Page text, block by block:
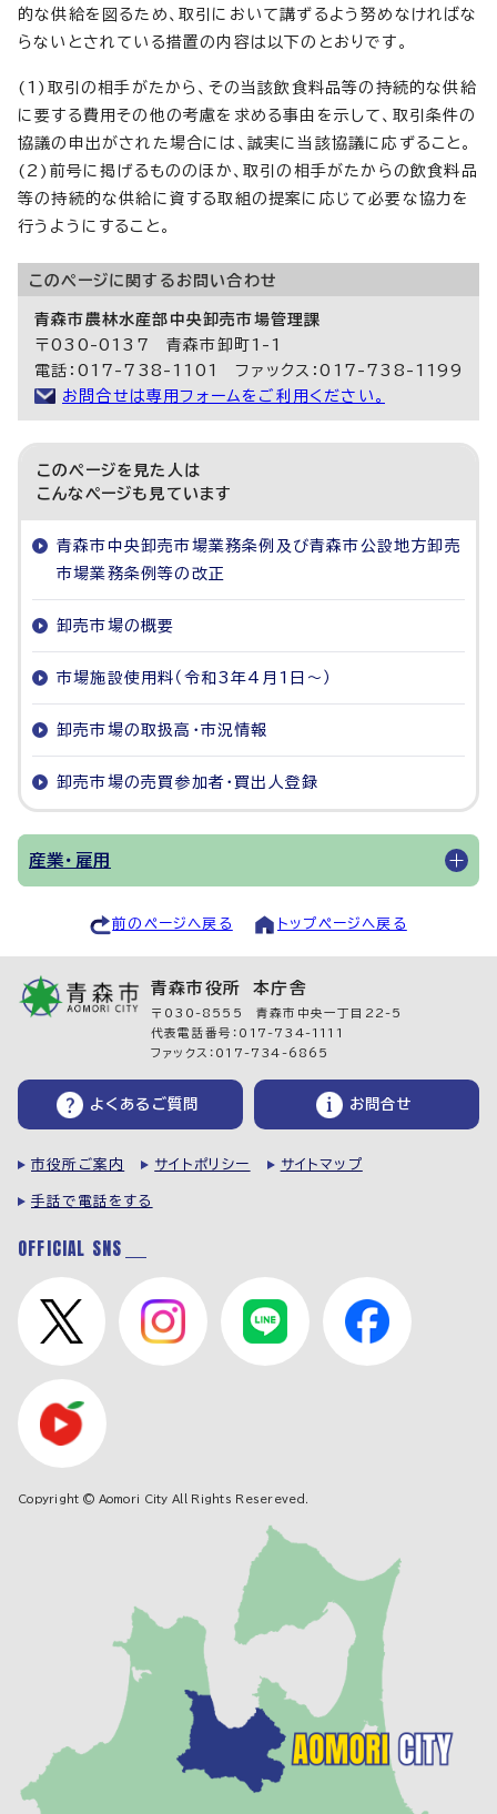
的な供給を図るため、取引において講ずるよう努めなければな
らないとされている措置の内容は以下のとおりです。
(1)取引の相手がたから、その当該飲食料品等の持続的な供給
に要する費用その他の考慮を求める事由を示して、取引条件の
協議の申出がされた場合には、誠実に当該協議に応ずること。
(2)前号に掲げるもののほか、取引の相手がたからの飲食料品
等の持続的な供給に資する取組の提案に応じて必要な協力を
行うようにすること。
このページに関する お問い合わせ
青森市農林水産部中央卸売市場管理課
〒030-0137 青森市卸町1-1
電話：017-738-1101 ファックス：017-738-1199
お問合せは専用フォームをご利用ください。
このページを見た人は
こんなページも見ています
青森市中央卸売市場業務条例及び青森市公設地方卸売
市場業務条例等の改正
卸売市場の概要
市場施設使用料（令和3年4月1日～）
卸売市場の取扱高・市況情報
卸売市場の売買参加者・買出人登録
産業・雇用
前のページへ戻る トップページへ戻る
青森市役所 本庁舎
〒030-8555 青森市中央一丁目22-5
代表電話番号：017-734-1111
ファックス：017-734-6865
よくあるご質問 お問合せ
市役所ご案内 サイトポリシー サイトマップ
手話で電話をする
OFFICIAL SNS
Copyright © Aomori City All Rights Resereved.